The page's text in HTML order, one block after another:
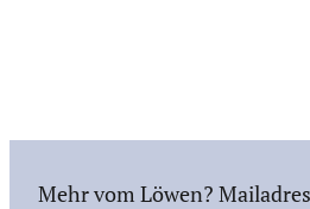
Mehr vom Löwen?